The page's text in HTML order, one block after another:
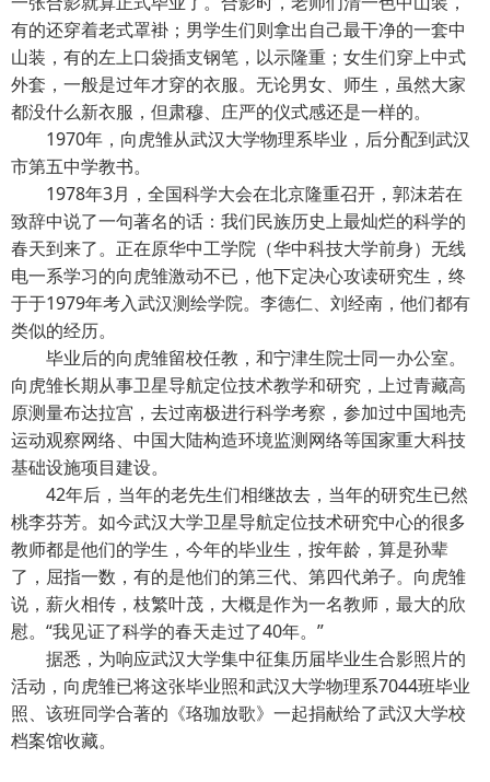
有的还穿着老式罩褂；男学生们则拿出自己最干净的一套中
山装，有的左上口袋插支钢笔，以示隆重；女生们穿上中式
外套，一般是过年才穿的衣服。无论男女、师生，虽然大家
都没什么新衣服，但肃穆、庄严的仪式感还是一样的。
1970年，向虎雏从武汉大学物理系毕业，后分配到武汉
市第五中学教书。
1978年3月，全国科学大会在北京隆重召开，郭沫若在
致辞中说了一句著名的话：我们民族历史上最灿烂的科学的
春天到来了。正在原华中工学院（华中科技大学前身）无线
电一系学习的向虎雏激动不已，他下定决心攻读研究生，终
于于1979年考入武汉测绘学院。李德仁、刘经南，他们都有
类似的经历。
毕业后的向虎雏留校任教，和宁津生院士同一办公室。
向虎雏长期从事卫星导航定位技术教学和研究，上过青藏高
原测量布达拉宫，去过南极进行科学考察，参加过中国地壳
运动观察网络、中国大陆构造环境监测网络等国家重大科技
基础设施项目建设。
42年后，当年的老先生们相继故去，当年的研究生已然
桃李芬芳。如今武汉大学卫星导航定位技术研究中心的很多
教师都是他们的学生，今年的毕业生，按年龄，算是孙辈
了，屈指一数，有的是他们的第三代、第四代弟子。向虎雏
说，薪火相传，枝繁叶茂，大概是作为一名教师，最大的欣
慰。“我见证了科学的春天走过了40年。”
据悉，为响应武汉大学集中征集历届毕业生合影照片的
活动，向虎雏已将这张毕业照和武汉大学物理系7044班毕业
照、该班同学合著的《珞珈放歌》一起捐献给了武汉大学校
档案馆收藏。